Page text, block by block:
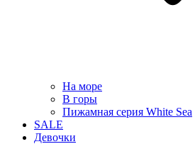
На море
В горы
Пижамная серия White Sea
SALE
Девочки